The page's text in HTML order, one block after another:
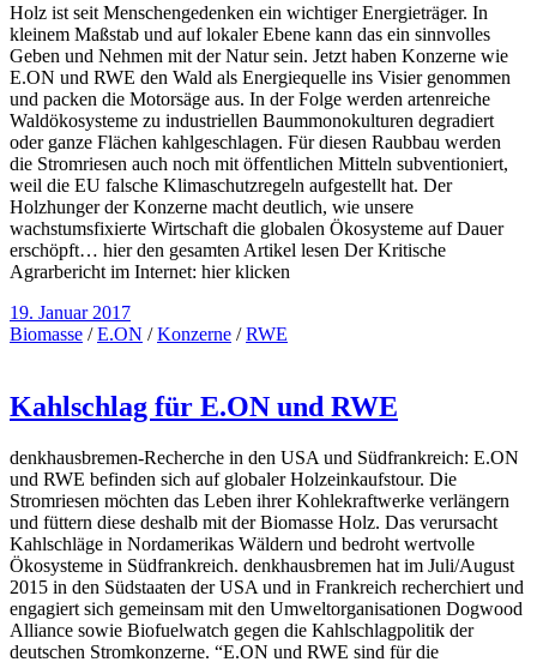
Holz ist seit Menschengedenken ein wichtiger Energieträger. In
kleinem Maßstab und auf lokaler Ebene kann das ein sinnvolles
Geben und Nehmen mit der Natur sein. Jetzt haben Konzerne wie
E.ON und RWE den Wald als Energiequelle ins Visier genommen
und packen die Motorsäge aus. In der Folge werden artenreiche
Waldökosysteme zu industriellen Baummonokulturen degradiert
oder ganze Flächen kahlgeschlagen. Für diesen Raubbau werden
die Stromriesen auch noch mit öffentlichen Mitteln subventioniert,
weil die EU falsche Klimaschutzregeln aufgestellt hat. Der
Holzhunger der Konzerne macht deutlich, wie unsere
wachstumsfixierte Wirtschaft die globalen Ökosysteme auf Dauer
erschöpft… hier den gesamten Artikel lesen Der Kritische
Agrarbericht im Internet: hier klicken
19. Januar 2017
Biomasse /E.ON /Konzerne /RWE
Kahlschlag für E.ON und RWE
denkhausbremen-Recherche in den USA und Südfrankreich: E.ON
und RWE befinden sich auf globaler Holzeinkaufstour. Die
Stromriesen möchten das Leben ihrer Kohlekraftwerke verlängern
und füttern diese deshalb mit der Biomasse Holz. Das verursacht
Kahlschläge in Nordamerikas Wäldern und bedroht wertvolle
Ökosysteme in Südfrankreich. denkhausbremen hat im Juli/August
2015 in den Südstaaten der USA und in Frankreich recherchiert und
engagiert sich gemeinsam mit den Umweltorganisationen Dogwood
Alliance sowie Biofuelwatch gegen die Kahlschlagpolitik der
deutschen Stromkonzerne. “E.ON und RWE sind für die